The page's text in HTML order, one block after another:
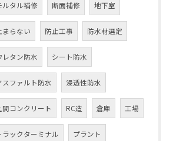
ルタル補修 断面補修 地下室
まらない 防止工事 防水材選定
レタン防水 シート防水
スファルト防水 浸透性防水
間コンクリート RC造 倉庫 工場
ラックターミナル プラント